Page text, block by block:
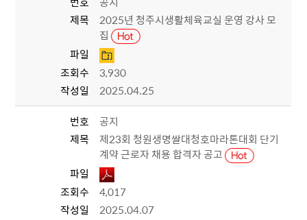
제목
2025년 청주시생활체육교실 운영 강사 모
집
파일
조회수
3,930
작성일
2025.04.25
번호
공지
제목
제23회 청원생명쌀대청호마라톤대회 단기
계약 근로자 채용 합격자 공고
파일
조회수
4,017
작성일
2025.04.07